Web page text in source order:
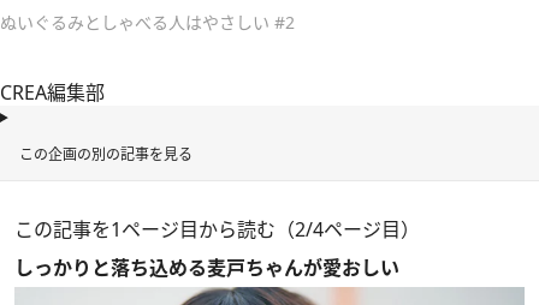
ぬいぐるみとしゃべる人はやさしい #2
CREA編集部
この企画の別の記事を見る
この記事を1ページ目から読む（2/4ページ目）
しっかりと落ち込める麦戸ちゃんが愛おしい